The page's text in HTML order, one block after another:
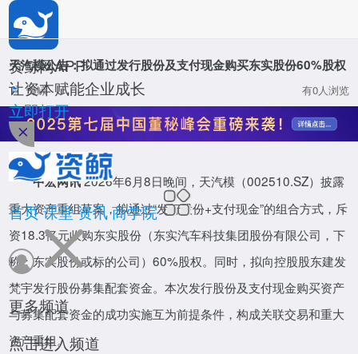
资鲸网APP
让资本赋能企业成长
立即打开
首页课堂资讯商学院
更多频道
点击进入频道
天汽模公告：拟通过发行股份及支付现金购买东实股份60%股权
资鲸 有0人浏览
中宏网讯2026年6月8日晚间，天汽模（002510.SZ）披露
重大资产重组草案，拟通过“发行股份+支付现金”的组合方式，斥
资18.3亿元收购东实股份（东实汽车科技集团股份有限公司，下
称：东实股份或标的公司）60%股权。同时，拟向控股股东建发
梵宇发行股份募集配套资金。本次发行股份及支付现金购买资产
与募集配套资金的成功实施互为前提条件，构成关联交易和重大
资产重组。
资鲸网
活动
公司名称
姓名
*职位
手机号码
验证码
确定
董秘研修班
整合百位上市公司董秘导师，培养上千董秘实操人才
立即报名